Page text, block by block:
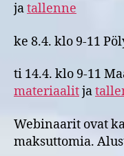
jatallenne
ke 8.4. klo 9-11
ti 14.4. klo 9-11
materiaalitja
Webinaarit ovat
maksuttomia.